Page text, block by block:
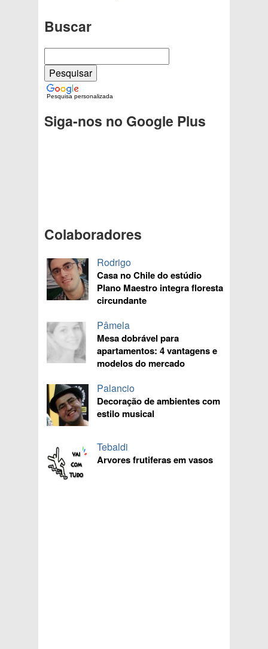
Buscar
Pesquisa personalizada
Siga-nos no Google Plus
Colaboradores
Rodrigo
Casa no Chile do estúdio
Plano Maestro integra floresta
circundante
Pâmela
Mesa dobrável para
apartamentos: 4 vantagens e
modelos do mercado
Palancio
Decoração de ambientes com
estilo musical
Tebaldi
Arvores frutiferas em vasos